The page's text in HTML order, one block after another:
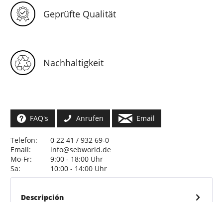
Geprüfte Qualität
Nachhaltigkeit
FAQ's Anrufen Email
Telefon:
0 22 41 / 932 69-0
Email:
info@sebworld.de
Mo-Fr:
9:00 - 18:00 Uhr
Sa:
10:00 - 14:00 Uhr
Descripción